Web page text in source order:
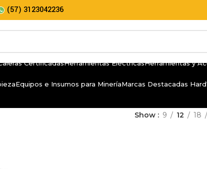
(57) 3123042236
CertificadasHerramientas EléctricasHerramientas y
Equipos e Insumos para MineríaMarcas Destacadas
Show 9 12 18